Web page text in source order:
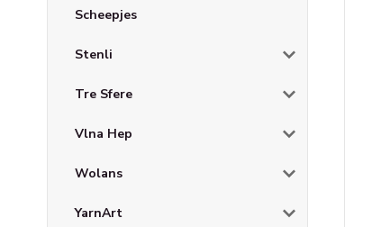
Scheepjes
Stenli
Tre Sfere
Vlna Hep
Wolans
YarnArt